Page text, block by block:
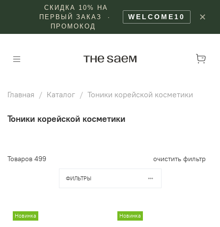
СКИДКА 10% НА
ПЕРВЫЙ ЗАКАЗ ·
ПРОМОКОД
WELCOME10 ✕
Главная Каталог Тоники корейской косметики
Тоники корейской косметики
Товаров 499 очистить фильтр
ФИЛЬТРЫ
Новинка Новинка